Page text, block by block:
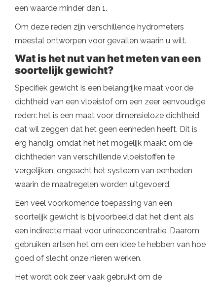
een waarde minder dan 1.
Om deze reden zijn verschillende hydrometers
meestal ontworpen voor gevallen waarin u wilt.
Wat is het nut van het meten van een
soortelijk gewicht?
Specifiek gewicht is een belangrijke maat voor de
dichtheid van een vloeistof om een ​​zeer eenvoudige
reden: het is een maat voor dimensieloze dichtheid,
dat wil zeggen dat het geen eenheden heeft. Dit is
erg handig, omdat het het mogelijk maakt om de
dichtheden van verschillende vloeistoffen te
vergelijken, ongeacht het systeem van eenheden
waarin de maatregelen worden uitgevoerd.
Een veel voorkomende toepassing van een
soortelijk gewicht is bijvoorbeeld dat het dient als
een indirecte maat voor urineconcentratie. Daarom
gebruiken artsen het om een ​​idee te hebben van hoe
goed of slecht onze nieren werken.
Het wordt ook zeer vaak gebruikt om de